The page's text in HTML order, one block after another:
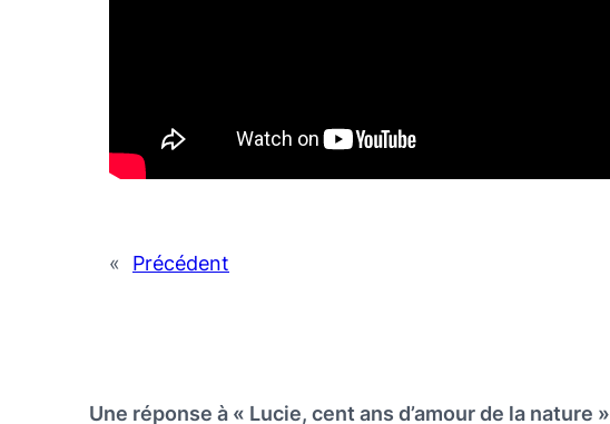
« Précédent
Une réponse à « Lucie, cent ans d’amour de la nature »